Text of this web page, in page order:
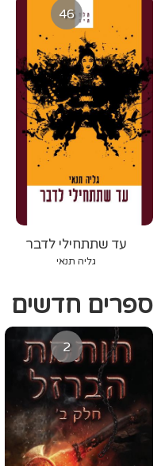
46
עד שתתחילי לדבר
גליה תנאי
ספרים חדשים
2